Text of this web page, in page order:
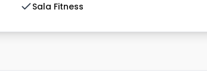
Sala Fitness